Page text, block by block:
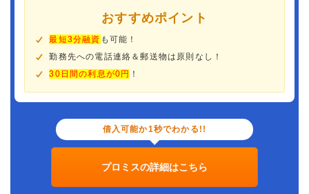
おすすめポイント
最短3分融資 も可能！
勤務先への電話連絡＆郵送物は原則なし！
30日間の利息が0円 ！
借入可能か1秒でわかる!!
プロミスの詳細はこちら